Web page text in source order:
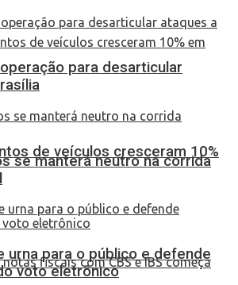
de veículos cresceram 10%
para desarticular
se manterá neutro na corrida
urna para o público e defende
voto eletrônico